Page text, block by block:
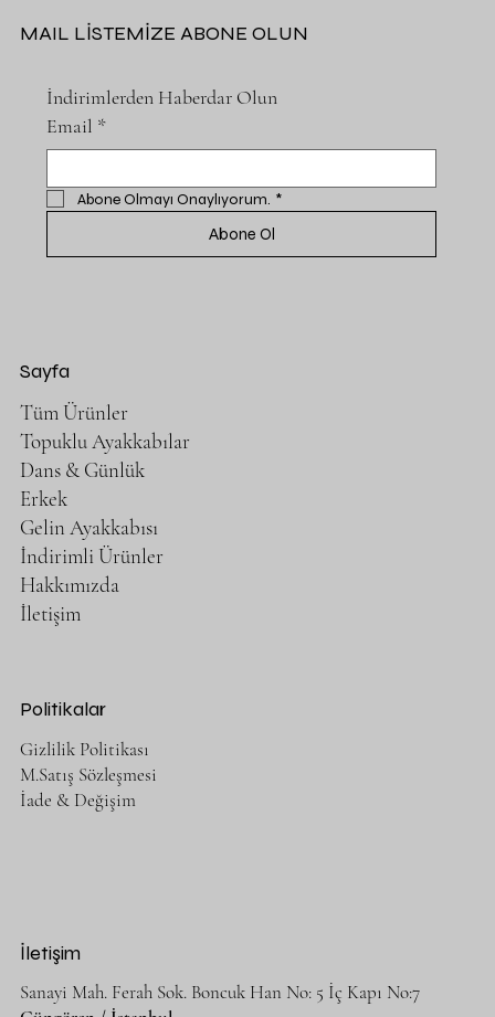
MAIL LİSTEMİZE ABONE OLUN
İndirimlerden Haberdar Olun
Email *
Abone Olmayı Onaylıyorum. *
Abone Ol
Sayfa
Tüm Ürünler
Topuklu Ayakkabılar
Dans & Günlük
Erkek
Gelin Ayakkabısı
İndirimli Ürünler
Hakkımızda
İletişim
Politikalar
Gizlilik Politikası
M.Satış Sözleşmesi
İade & Değişim
İletişim
Sanayi Mah. Ferah Sok. Boncuk Han No: 5 İç Kapı No:7